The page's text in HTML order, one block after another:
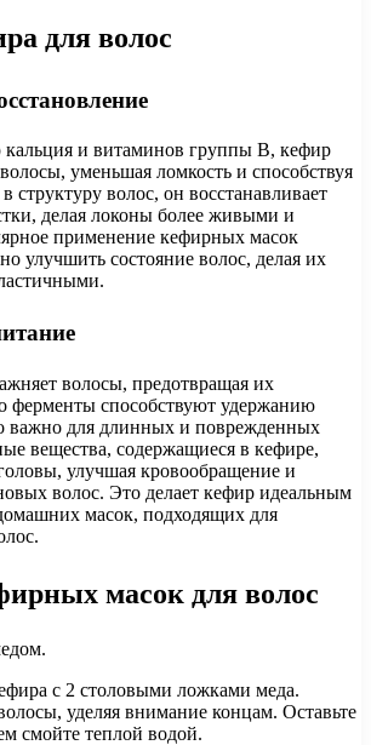
для волос
кальция и витаминов группы B, кефир
уменьшая ломкость и способствуя
структуру волос, он восстанавливает
делая локоны более живыми и
применение кефирных масок
улучшить состояние волос, делая их
волосы, предотвращая их
ферменты способствуют удержанию
важно для длинных и поврежденных
вещества, содержащиеся в кефире,
улучшая кровообращение и
волос. Это делает кефир идеальным
масок, подходящих для
масок для волос
с 2 столовыми ложками меда.
уделяя внимание концам. Оставьте
смойте теплой водой.